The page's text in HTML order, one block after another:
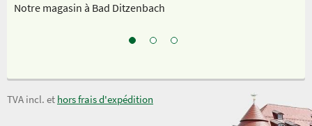
Notre magasin à Bad Ditzenbach
TVA incl. et hors frais d'expédition